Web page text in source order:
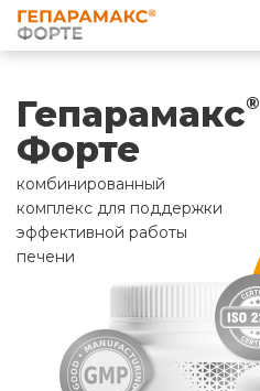
Гепарамакс®
Форте
комбинированный
комплекс для поддержки
эффективной работы
печени